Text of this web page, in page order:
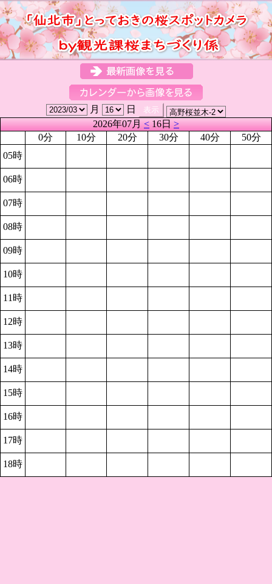
月
日
2026年07月<16日>
0分
10分 20分 30分 40分
50分
05時
06時
07時
08時
09時
10時
11時
12時
13時
14時
15時
16時
17時
18時